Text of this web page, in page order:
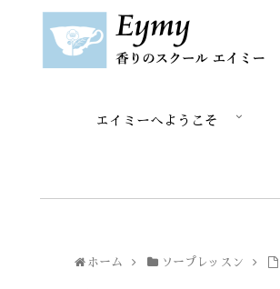
エイミーへようこそ
ホーム ソープレッスン